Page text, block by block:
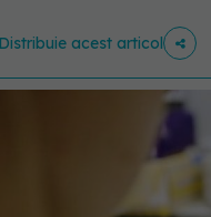
Distribuie acest articol